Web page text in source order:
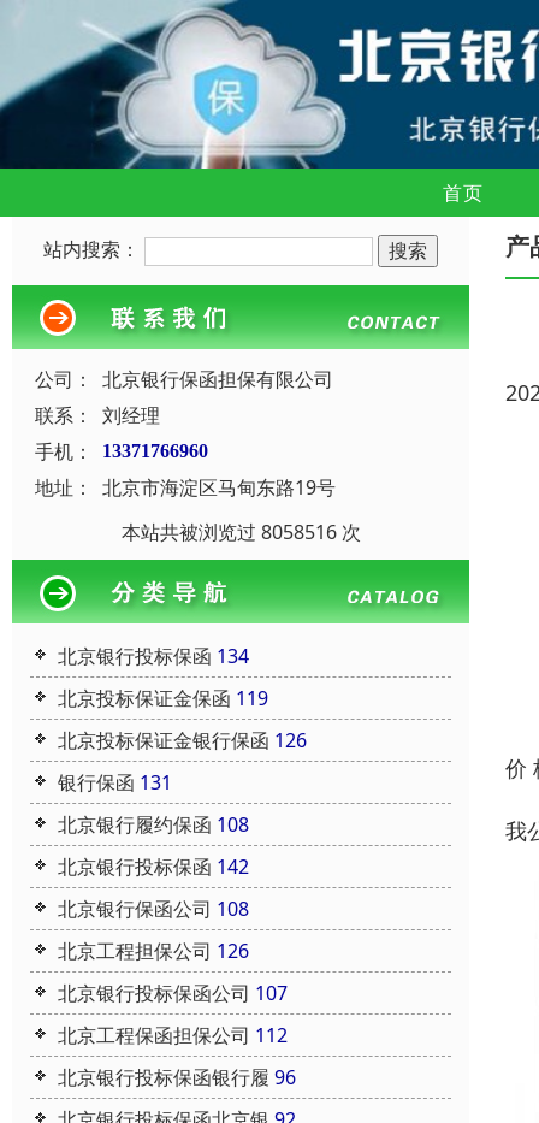
首页
站内搜索：
公司：
北京银行保函担保有限公司
联系：
刘经理
手机：
13371766960
地址：
北京市海淀区马甸东路19号
本站共被浏览过 8058516 次
北京银行投标保函 134
北京投标保证金保函 119
北京投标保证金银行保函 126
银行保函 131
北京银行履约保函 108
北京银行投标保函 142
北京银行保函公司 108
北京工程担保公司 126
北京银行投标保函公司 107
北京工程保函担保公司 112
北京银行投标保函银行履 96
产
价
我